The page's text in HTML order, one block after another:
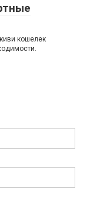
кошелек